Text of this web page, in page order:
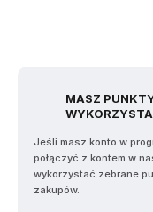
MASZ
Jeśli masz konto w
połączyć z kontem w
wykorzystać zebrane
zakupów.